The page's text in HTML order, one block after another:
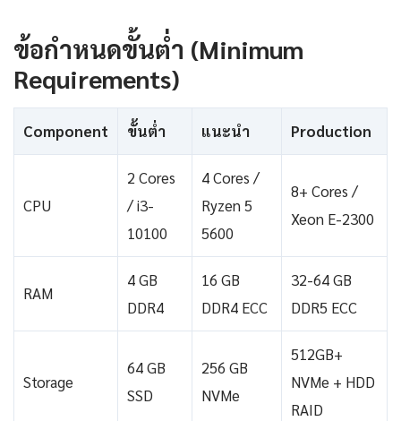
ข้อกำหนดขั้นต่ำ (Minimum
Requirements)
Component ขั้นต่ำ แนะนำ Production
CPU
2 Cores
/ i3-
10100
4 Cores /
Ryzen 5
5600
8+ Cores /
Xeon E-2300
RAM
4 GB
DDR4
16 GB
DDR4 ECC
32-64 GB
DDR5 ECC
Storage
64 GB
SSD
256 GB
NVMe
512GB+
NVMe + HDD
RAID